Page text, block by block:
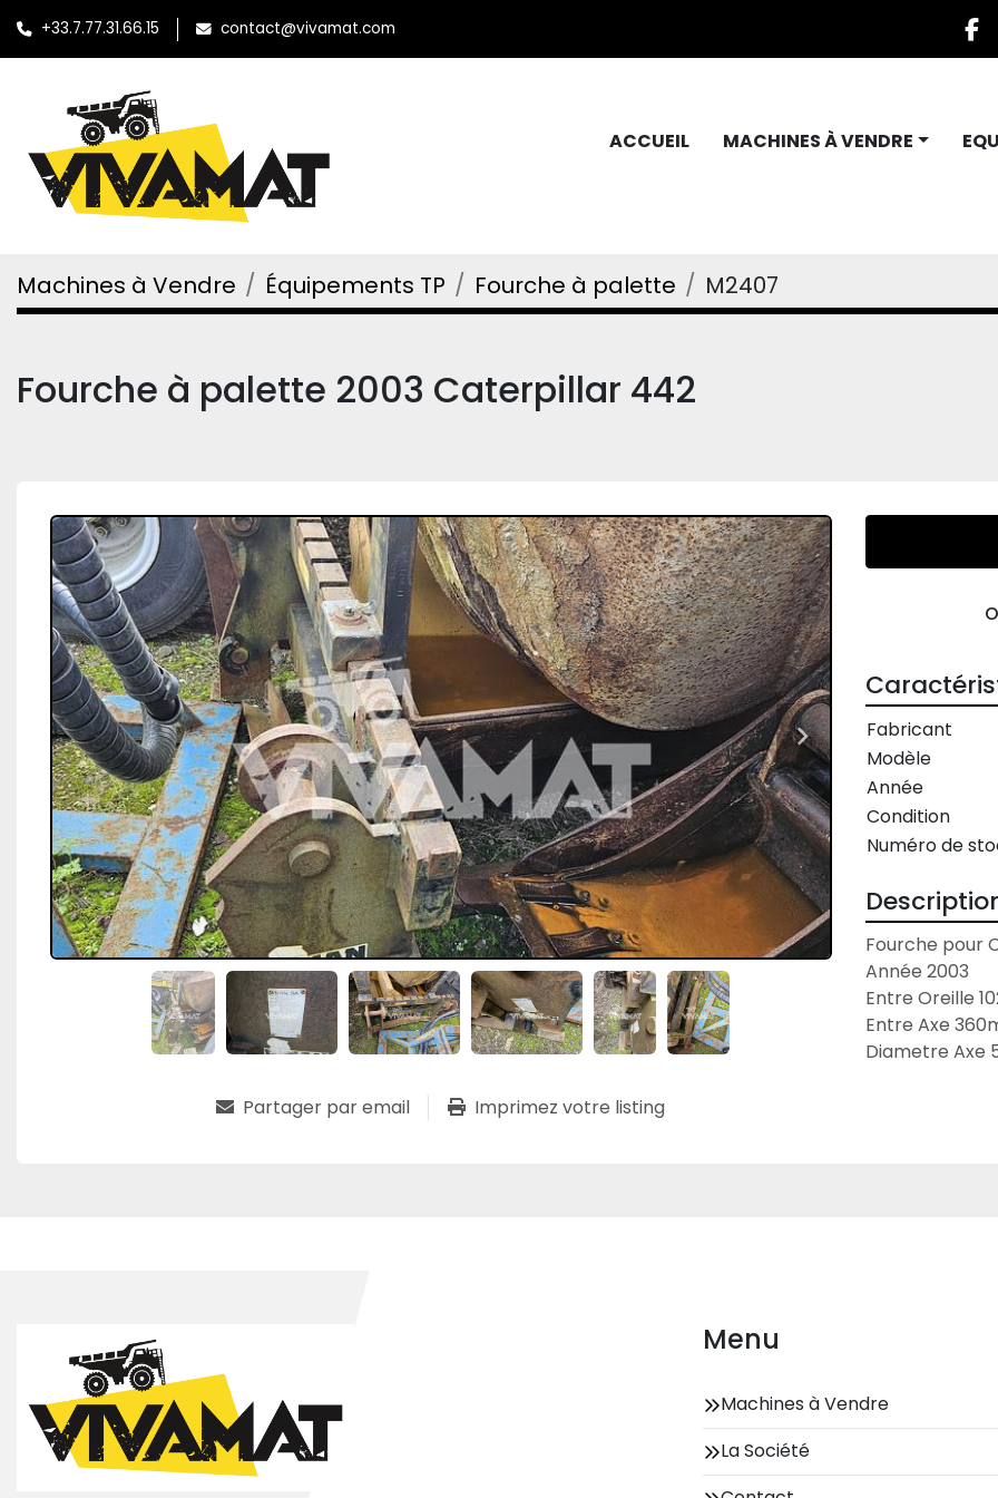
+33.7.77.31.66.15 contact@vivamat.com
ACCUEIL MACHINES À VENDRE
Machines à Vendre Équipements TP Fourche à palette M2407
Fourche à palette 2003 Caterpillar 442
Partager par email Imprimez votre listing
Fabricant
Modèle
Année
Condition
Numéro de
Fourche pour
Année 2003
Entre Oreille
Entre Axe
Diametre Axe
Menu
Machines à Vendre
La Société